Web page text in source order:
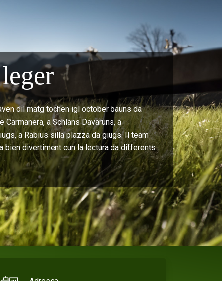
dil matg tochen igl october bauns da
Carmanera, a Schlans Davaruns, a
a Rabius silla plazza da giugs. Il team
bien divertiment cun la lectura da differents